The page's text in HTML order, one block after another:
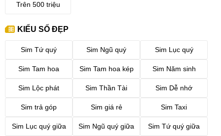
Trên 500 triệu
KIỂU SỐ ĐẸP
Sim Tứ quý Sim Ngũ quý Sim Lục quý
Sim Tam hoa Sim Tam hoa kép Sim Năm sinh
Sim Lộc phát Sim Thần Tài Sim Dễ nhớ
Sim trả góp Sim giá rẻ Sim Taxi
Sim Lục quý giữa Sim Ngũ quý giữa Sim Tứ quý giữa